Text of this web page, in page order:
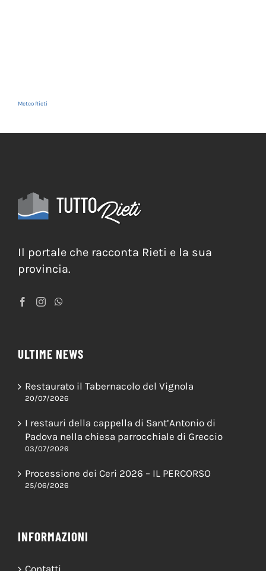
Il portale che racconta Rieti e la sua
provincia.
ULTIME NEWS
Restaurato il Tabernacolo del Vignola
20/07/2026
I restauri della cappella di Sant’Antonio di
Padova nella chiesa parrocchiale di Greccio
03/07/2026
Processione dei Ceri 2026 – IL PERCORSO
25/06/2026
INFORMAZIONI
Contatti